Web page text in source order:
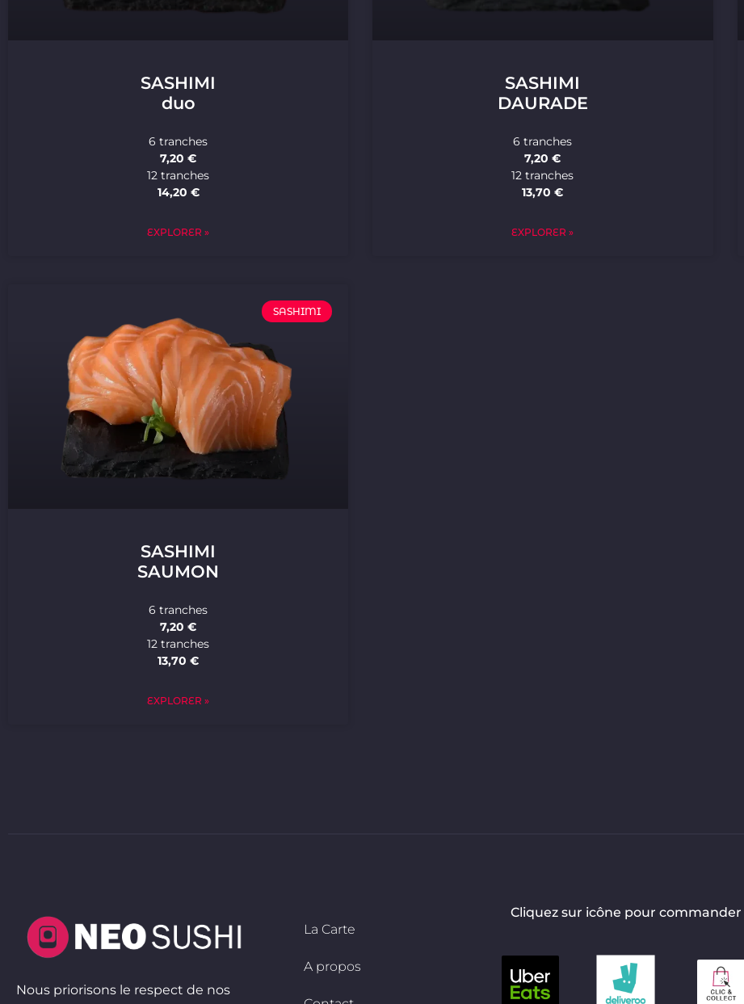
SASHIMI
duo
6 tranches
7,20 €
12 tranches
14,20 €
EXPLORER »
SASHIMI
DAURADE
6 tranches
7,20 €
12 tranches
13,70 €
EXPLORER »
SASHIMI
SASHIMI
SAUMON
6 tranches
7,20 €
12 tranches
13,70 €
EXPLORER »
Nous priorisons le respect de nos
La Carte
A propos
Cliquez sur icône pour commander